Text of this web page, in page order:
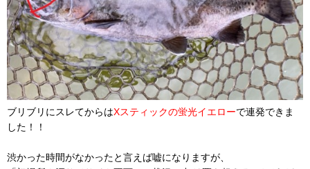
ブリブリにスレてからはXスティックの蛍光イエローで連発できま
した！！
渋かった時間がなかったと言えば嘘になりますが、